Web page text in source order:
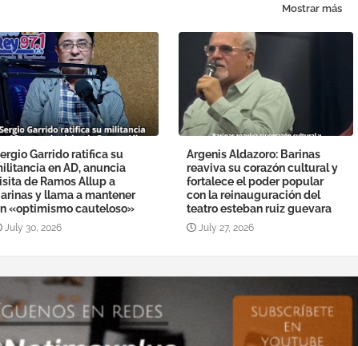
Mostrar más
Garrido ratifica su
en AD, anuncia
de Ramos Allup a
y llama a mantener
«optimismo cauteloso»
July 30, 2026
Argenis Aldazoro: Barinas
reaviva su corazón cultural y
fortalece el poder popular
con la reinauguración del
teatro esteban ruiz guevara
July 27, 2026